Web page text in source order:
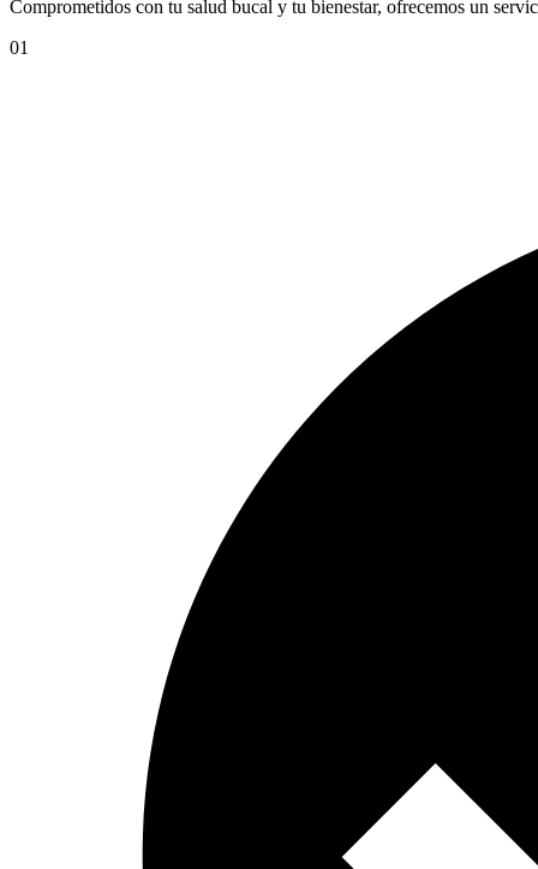
Comprometidos con tu salud bucal y tu bienestar, ofrecemos un
01